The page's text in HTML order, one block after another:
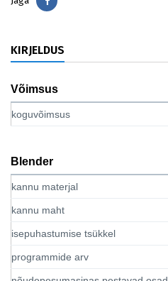
KIRJELDUS
Võimsus
koguvõimsus
Blender
kannu materjal
kannu maht
isepuhastumise tsükkel
programmide arv